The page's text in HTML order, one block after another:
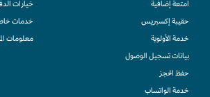
امتعة إضافية
حقيبة إكسبريس
خدمة الأولوية
بيانات تسجيل الوصول
حفظ الحجز
خدمة الواتساب
خيارات الدفع
خدمات خاصة
معلومات المطار